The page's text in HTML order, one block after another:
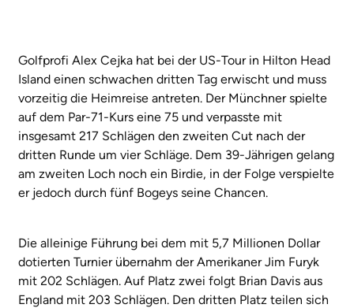
Golfprofi Alex Cejka hat bei der US-Tour in Hilton Head
Island einen schwachen dritten Tag erwischt und muss
vorzeitig die Heimreise antreten. Der Münchner spielte
auf dem Par-71-Kurs eine 75 und verpasste mit
insgesamt 217 Schlägen den zweiten Cut nach der
dritten Runde um vier Schläge. Dem 39-Jährigen gelang
am zweiten Loch noch ein Birdie, in der Folge verspielte
er jedoch durch fünf Bogeys seine Chancen.
Die alleinige Führung bei dem mit 5,7 Millionen Dollar
dotierten Turnier übernahm der Amerikaner Jim Furyk
mit 202 Schlägen. Auf Platz zwei folgt Brian Davis aus
England mit 203 Schlägen. Den dritten Platz teilen sich